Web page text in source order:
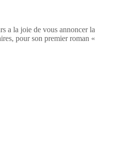
a la joie de vous annoncer la
pour son premier roman «